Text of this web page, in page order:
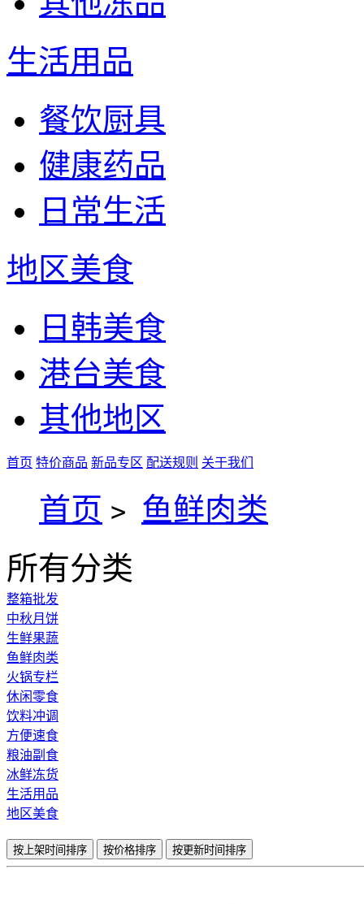
生活用品
餐饮厨具
健康药品
日常生活
地区美食
日韩美食
港台美食
其他地区
首页 特价商品 新品专区 配送规则 关于我们
首页 > 鱼鲜肉类
所有分类
整箱批发
中秋月饼
生鲜果蔬
鱼鲜肉类
火锅专栏
休闲零食
饮料冲调
方便速食
粮油副食
冰鲜冻货
生活用品
地区美食
按上架时间排序 按价格排序 按更新时间排序